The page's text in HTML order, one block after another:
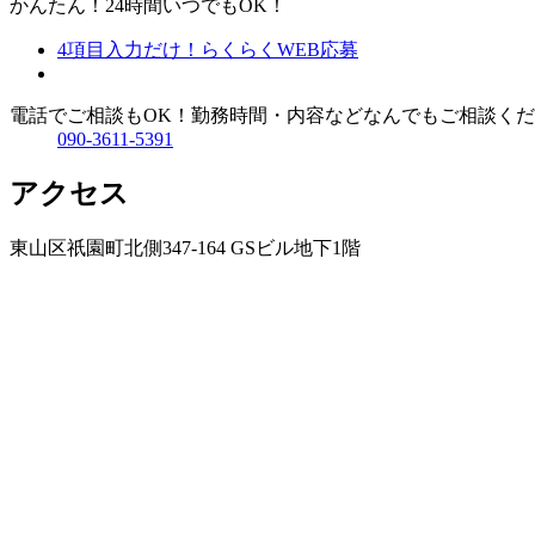
かんたん！24時間いつでもOK！
4項目入力だけ！ らくらくWEB応募
電話でご相談もOK！ 勤務時間・内容などなんでもご相談く
090-3611-5391
アクセス
東山区祇園町北側347-164 GSビル地下1階